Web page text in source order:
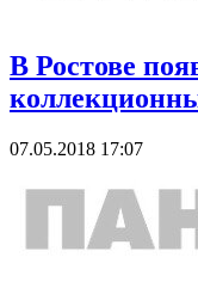
В Ростове
07.05.2018 17:07